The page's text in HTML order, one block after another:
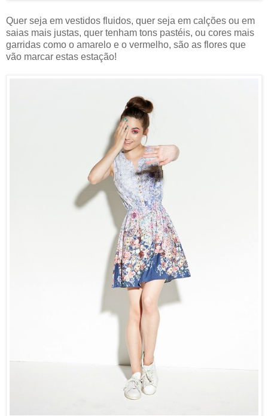
Quer seja em vestidos fluidos, quer seja em calções ou em
saias mais justas, quer tenham tons pastéis, ou cores mais
garridas como o amarelo e o vermelho, são as flores que
vão marcar estas estação!